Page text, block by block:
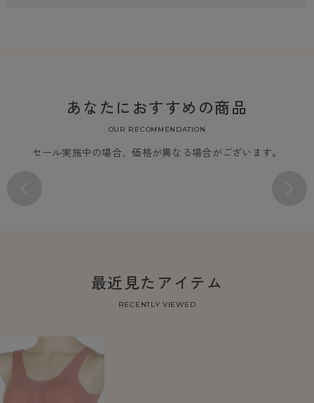
あなたにおすすめの商品
OUR RECOMMENDATION
セール実施中の場合、価格が異なる場合がございます。
最近見たアイテム
RECENTLY VIEWED